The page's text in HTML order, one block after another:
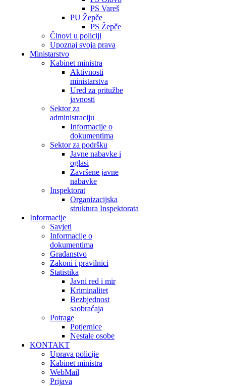
PS Vareš
PU Žepče
PS Žepče
Činovi u policiji
Upoznaj svoja prava
Ministarstvo
Kabinet ministra
Aktivnosti
ministarstva
Ured za pritužbe
javnosti
Sektor za
administraciju
Informacije o
dokumentima
Sektor za podršku
Javne nabavke i
oglasi
Završene javne
nabavke
Inspektorat
Organizacijska
struktura Inspektorata
Informacije
Savjeti
Informacije o
dokumentima
Građanstvo
Zakoni i pravilnici
Statistika
Javni red i mir
Kriminalitet
Bezbjednost
saobraćaja
Potrage
Potjernice
Nestale osobe
KONTAKT
Uprava policije
Kabinet ministra
WebMail
Prijava